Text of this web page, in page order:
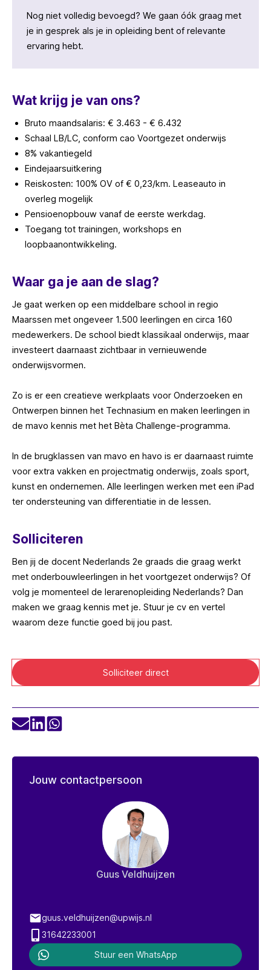
Nog niet volledig bevoegd? We gaan óók graag met
je in gesprek als je in opleiding bent of relevante
ervaring hebt.
Wat krijg je van ons?
Bruto maandsalaris: € 3.463 - € 6.432
Schaal LB/LC, conform cao Voortgezet onderwijs
8% vakantiegeld
Eindejaarsuitkering
Reiskosten: 100% OV of € 0,23/km. Leaseauto in
overleg mogelijk
Pensioenopbouw vanaf de eerste werkdag.
Toegang tot trainingen, workshops en
loopbaanontwikkeling.
Waar ga je aan de slag?
Je gaat werken op een middelbare school in regio
Maarssen met ongeveer 1.500 leerlingen en circa 160
medewerkers. De school biedt klassikaal onderwijs, maar
investeert daarnaast zichtbaar in vernieuwende
onderwijsvormen.
Zo is er een creatieve werkplaats voor Onderzoeken en
Ontwerpen binnen het Technasium en maken leerlingen in
de mavo kennis met het Bèta Challenge-programma.
In de brugklassen van mavo en havo is er daarnaast ruimte
voor extra vakken en projectmatig onderwijs, zoals sport,
kunst en ondernemen. Alle leerlingen werken met een iPad
ter ondersteuning van differentiatie in de lessen.
Solliciteren
Ben jij de docent Nederlands 2e graads die graag werkt
met onderbouwleerlingen in het voortgezet onderwijs? Of
volg je momenteel de lerarenopleiding Nederlands? Dan
maken we graag kennis met je. Stuur je cv en vertel
waarom deze functie goed bij jou past.
Solliciteer direct
Jouw contactpersoon
Guus Veldhuijzen
guus.veldhuijzen@upwijs.nl
31642233001
Stuur een WhatsApp